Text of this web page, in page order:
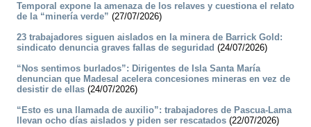
Temporal expone la amenaza de los relaves y cuestiona el relato
de la “minería verde” (27/07/2026)
23 trabajadores siguen aislados en la minera de Barrick Gold:
sindicato denuncia graves fallas de seguridad (24/07/2026)
“Nos sentimos burlados”: Dirigentes de Isla Santa María
denuncian que Madesal acelera concesiones mineras en vez de
desistir de ellas (24/07/2026)
“Esto es una llamada de auxilio”: trabajadores de Pascua-Lama
llevan ocho días aislados y piden ser rescatados (22/07/2026)